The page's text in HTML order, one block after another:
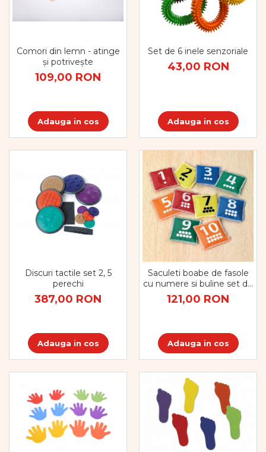
Comori din lemn - atinge
și potrivește
109,00 RON
Adauga in cos
Set de 6 inele senzoriale
43,00 RON
Adauga in cos
Discuri tactile set 2, 5
perechi
387,00 RON
Adauga in cos
Saculeti boabe de fasole
cu numere si buline set de
10
121,00 RON
Adauga in cos